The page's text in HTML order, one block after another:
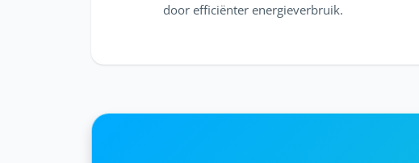
door efficiënter energieverbruik.